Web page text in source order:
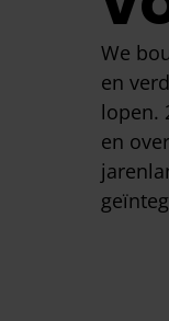
We
en
lopen.
en